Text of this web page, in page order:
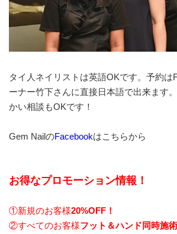
タイ人ネイリストは英語OKです。予約は
ーナー竹下さんに直接日本語で出来ます
かい相談もOKです！
Gem NailのFacebookはこちらから
お得なプロモーション情報！
①新規のお客様20%OFF！
②すべてのお客様フット＆ハンド同時施